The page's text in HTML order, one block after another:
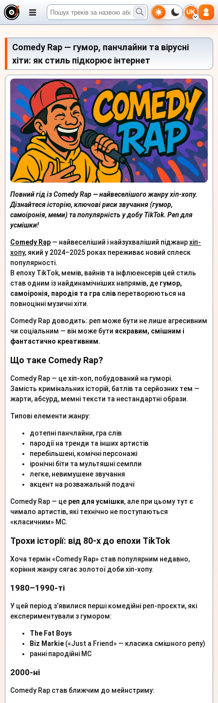
UK
Comedy Rap — гумор, панчлайни та вірусні
хіти: як стиль підкорює інтернет
Повний гід із Comedy Rap — найвеселішого жанру хіп-хопу.
Дізнайтеся історію, ключові риси звучання (гумор,
самоіронія, меми) та популярність у добу TikTok. Реп для
усмішки!
Comedy Rap — найвеселіший і найзухваліший піджанрхіп-
хопу, який у 2024–2025 роках переживає новий сплеск
популярності.
В епоху TikTok, мемів, вайнів та інфлюенсерів цей стиль
став одним із найдинамічніших напрямів, де гумор,
самоіронія, пародія та гра слів перетворюються на
повноцінні музичні хіти.
Comedy Rap доводить: реп може бути не лише агресивним
чи соціальним — він може бути яскравим, смішним і
фантастично креативним.
Що таке Comedy Rap?
Comedy Rap — це хіп-хоп, побудований на гуморі.
Замість кримінальних історій, батлів та серйозних тем —
жарти, абсурд, мемні тексти та нестандартні образи.
Типові елементи жанру:
дотепні панчлайни, гра слів
пародії на тренди та інших артистів
перебільшені, комічні персонажі
іронічні біти та мультяшні семпли
легке, невимушене звучання
акцент на розважальній подачі
Comedy Rap — це реп для усмішки, але при цьому тут є
чимало артистів, які технічно не поступаються
«класичним» МС.
Трохи історії: від 80-х до епохи TikTok
Хоча термін «Comedy Rap» став популярним недавно,
коріння жанру сягає золотої доби хіп-хопу.
1980–1990-ті
У цей період з’явилися перші комедійні реп-проєкти, які
експериментували з гумором:
The Fat Boys
Biz Markie («Just a Friend» — класика смішного репу)
ранні пародійні МС
2000-ні
Comedy Rap став ближчим до мейнстриму: